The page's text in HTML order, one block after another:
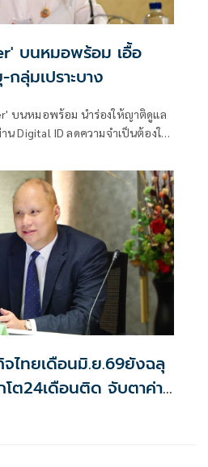
บนหมอพร้อม เอื้อ
ลุ่มเปราะบาง
บนหมอพร้อม นำร่องให้ญาติดูแล
น Digital ID ลดความจำเป็นต้องใช้
จไทยเดือนมิ.ย.69ยังฉลุ
ต24เดือนติด จับตาค่า